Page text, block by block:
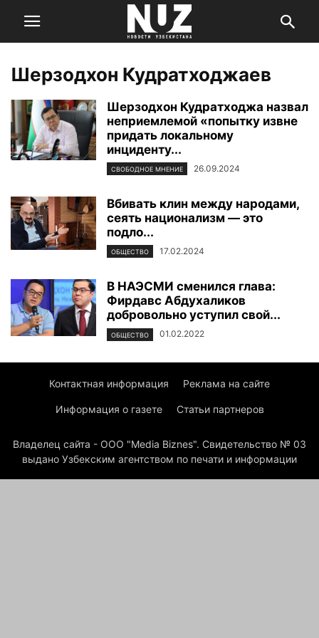
Шерзодхон Кудратходжаев
Шерзодхон Кудратходжа назвал
неприемлемой «попытку извне
придать локальному
инциденту...
СВОБОДНОЕ МНЕНИЕ 26.09.2024
Вбивать клин между народами,
сеять национализм — это
подло...
ОБЩЕСТВО 17.02.2024
В НАЭСМИ сменился глава:
Фирдавс Абдухаликов
добровольно уступил свой...
ОБЩЕСТВО 01.02.2022
Контактная информация Реклама на сайте
Информация о газете Статьи партнеров
Владелец сайта - ООО "Media Biznes". Свидетельство № 03
выдано Узбекским агентством по печати и информации